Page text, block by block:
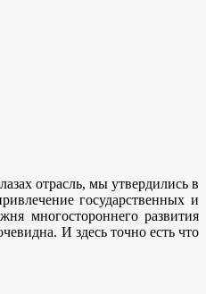
отрасль, мы утвердились в
государственных и
многостороннего развития
И здесь точно есть что